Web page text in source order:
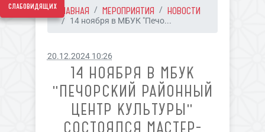
слабовидящихГЛАВНАЯ МЕРОПРИЯТИЯ НОВОСТИ
14 ноября в МБУК "Печо...
20.12.2024 10:26
14 НОЯБРЯ В МБУК
"ПЕЧОРСКИЙ РАЙОННЫЙ
ЦЕНТР КУЛЬТУРЫ"
СОСТОЯЛСЯ МАСТЕР-